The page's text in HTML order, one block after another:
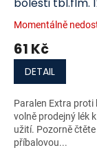
mg/65 mg
Momentálně
61 Kč
DETAIL
Paralen Extra proti
volně prodejný lék
užití. Pozorně čtěte
příbalovou...